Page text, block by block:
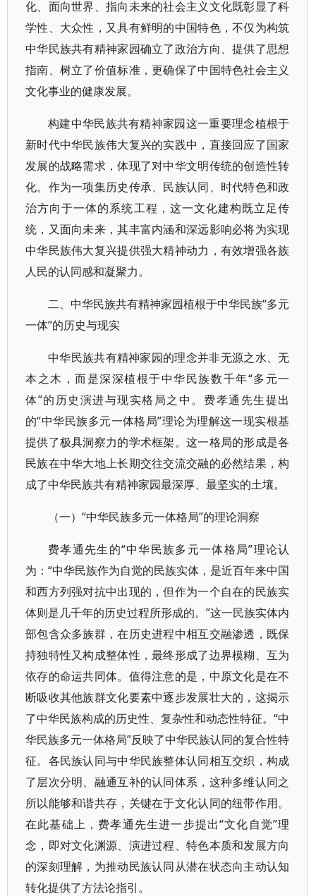
化、面向世界、指向未来的社会主义文化既彰显了科
学性、大众性，又具有鲜明的中国特色，不仅为构筑
中华民族共有精神家园确立了政治方向、提供了思想
指南、树立了价值标准，更确保了中国特色社会主义
文化事业的健康发展。
构建中华民族共有精神家园这一重要理念植根于
新时代中华民族伟大复兴的实践中，直接回应了国家
发展的战略需求，体现了对中华文明传统的创造性转
化。作为一项集历史传承、民族认同、时代特色和政
治方向于一体的系统工程，这一文化建构既立足传
统，又面向未来，其丰富内涵和深远影响必将为实现
中华民族伟大复兴提供强大精神动力，有效增强各族
人民的认同感和凝聚力。
二、中华民族共有精神家园植根于中华民族“多元
一体”的历史与现实
中华民族共有精神家园的理念并非无源之水、无
本之木，而是深深植根于中华民族数千年“多元一
体”的历史演进与现实格局之中。费孝通先生提出
的“中华民族多元一体格局”理论为理解这一现实根基
提供了极具洞察力的学术框架。这一格局的形成是各
民族在中华大地上长期交往交流交融的必然结果，构
成了中华民族共有精神家园最深厚、最坚实的土壤。
（一）“中华民族多元一体格局”的理论洞察
费孝通先生的“中华民族多元一体格局”理论认
为：“中华民族作为自觉的民族实体，是近百年来中国
和西方列强对抗中出现的，但作为一个自在的民族实
体则是几千年的历史过程所形成的。”这一民族实体内
部包含众多族群，在历史进程中相互交融渗透，既保
持独特性又构成整体性，最终形成了边界模糊、互为
依存的命运共同体。值得注意的是，中原文化是在不
断吸收其他族群文化要素中逐步发展壮大的，这揭示
了中华民族构成的历史性、复杂性和动态性特征。“中
华民族多元一体格局”反映了中华民族认同的复合性特
征。各民族认同与中华民族整体认同相互交织，构成
了层次分明、融通互补的认同体系，这种多维认同之
所以能够和谐共存，关键在于文化认同的纽带作用。
在此基础上，费孝通先生进一步提出“文化自觉”理
念，即对文化渊源、演进过程、特色本质和发展方向
的深刻理解，为推动民族认同从潜在状态向主动认知
转化提供了方法论指引。